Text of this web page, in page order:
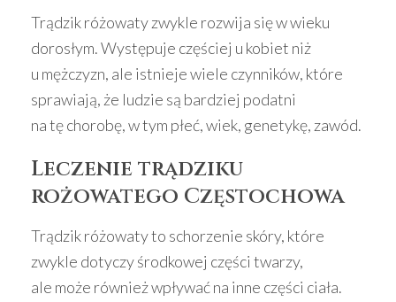
Trądzik różowaty zwykle rozwija się w wieku
dorosłym. Występuje częściej u kobiet niż
u mężczyzn, ale istnieje wiele czynników, które
sprawiają, że ludzie są bardziej podatni
na tę chorobę, w tym płeć, wiek, genetykę, zawód.
Leczenie trądziku
rożowatego Częstochowa
Trądzik różowaty to schorzenie skóry, które
zwykle dotyczy środkowej części twarzy,
ale może również wpływać na inne części ciała.